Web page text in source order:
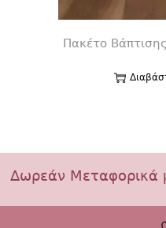
Πακέτο
Δωρεάν Μεταφορικά